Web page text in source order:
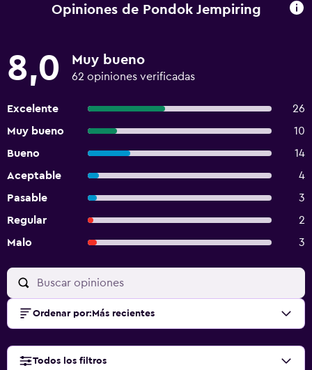
Opiniones de Pondok Jempiring
8,0 Muy bueno
62 opiniones verificadas
Excelente
26
Muy bueno
10
Bueno
14
Aceptable
4
Pasable
3
Regular
2
Malo
3
Ordenar por: Más recientes
Todos los filtros